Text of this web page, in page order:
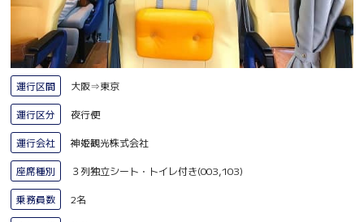
運行区間 大阪⇒東京
運行区分 夜行便
運行会社 神姫観光株式会社
座席種別 ３列独立シート・トイレ付き(003,103)
乗務員数 2名